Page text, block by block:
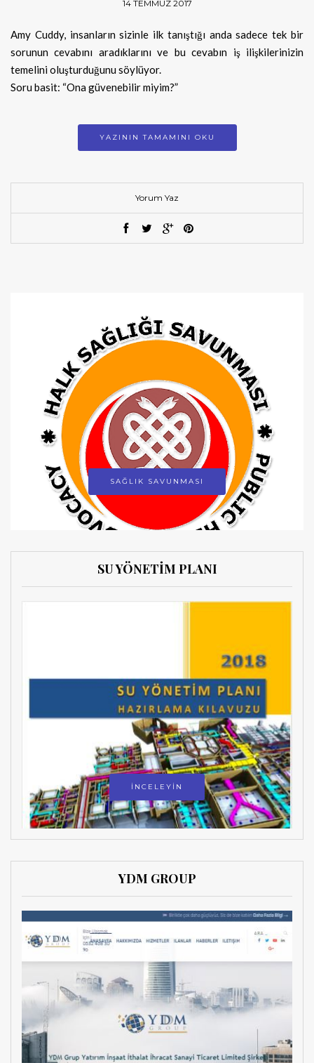
14 TEMMUZ 2017
Amy Cuddy, insanların sizinle ilk tanıştığı anda sadece tek bir
sorunun cevabını aradıklarını ve bu cevabın iş ilişkilerinizin
temelini oluşturduğunu söylüyor.
Soru basit: “Ona güvenebilir miyim?”
YAZININ TAMAMINI OKU
Yorum Yaz
SAĞLIK SAVUNMASI
SU YÖNETİM PLANI
İNCELEYİN
YDM GROUP